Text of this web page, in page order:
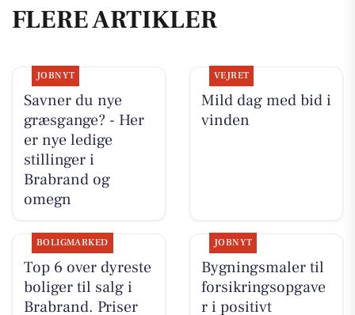
FLERE ARTIKLER
JOBNYT
Savner du nye
græsgange? - Her
er nye ledige
stillinger i
Brabrand og
omegn
VEJRET
Mild dag med bid i
vinden
BOLIGMARKED
Top 6 over dyreste
boliger til salg i
Brabrand. Priser
JOBNYT
Bygningsmaler til
forsikringsopgave
r i positivt